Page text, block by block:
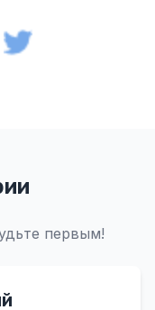
первым!